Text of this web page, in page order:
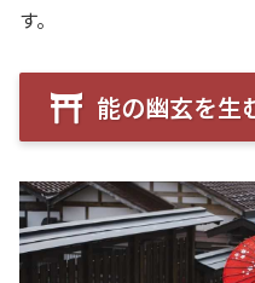
す。
能の幽玄を生